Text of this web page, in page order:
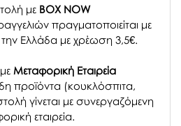
μεBOX NOW
πραγματοποιείται με
Ελλάδα με χρέωση 3,5€.
Μεταφορική Εταιρεία
προϊόντα (κουκλόσπιτα,
γίνεται με συνεργαζόμενη
εταιρεία.